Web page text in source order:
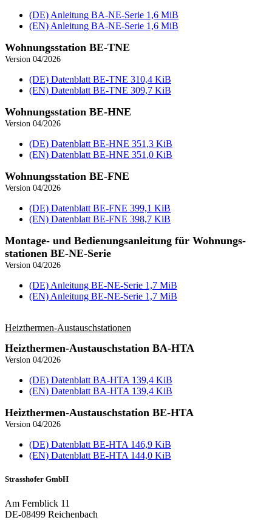
(DE) Anleitung BA‑NE‑Serie 1,6 MiB
(EN) Anleitung BA‑NE‑Serie 1,6 MiB
Wohnungs­station BE-TNE
Version 04/2026
(DE) Datenblatt BE‑TNE 310,4 KiB
(EN) Datenblatt BE‑TNE 309,7 KiB
Wohnungs­station BE-HNE
Version 04/2026
(DE) Datenblatt BE‑HNE 351,3 KiB
(EN) Datenblatt BE‑HNE 351,0 KiB
Wohnungs­station BE-FNE
Version 04/2026
(DE) Datenblatt BE‑FNE 399,1 KiB
(EN) Datenblatt BE‑FNE 398,7 KiB
Montage- und Bedienungsanleitung für Wohnungs­
stationen BE-NE-Serie
Version 04/2026
(DE) Anleitung BE‑NE‑Serie 1,7 MiB
(EN) Anleitung BE‑NE‑Serie 1,7 MiB
Heizthermen-Austausch­stationen
Heizthermen-Austausch­station BA-HTA
Version 04/2026
(DE) Datenblatt BA‑HTA 139,4 KiB
(EN) Datenblatt BA‑HTA 139,4 KiB
Heizthermen-Austausch­station BE-HTA
Version 04/2026
(DE) Datenblatt BE‑HTA 146,9 KiB
(EN) Datenblatt BE‑HTA 144,0 KiB
Strasshofer GmbH
Am Fernblick 11
DE-08499 Reichenbach